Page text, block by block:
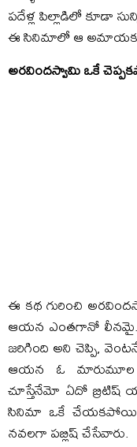
పదేళ్ల పిల్లాడిలో కూడా
ఈ సినిమాలో ఆ
అరవిందస్వామి ఒకే
ఈ కథ గురించి
ఆయన ఎంతగానో
జరిగింది అని చెప్పి,
ఆయన ఓ మారుమూల
చూస్తేనేమో ఏదో బ్రిటిష్
సినిమా ఒకే చేయకపోయి
నవలగా పబ్లిష్ చేసేవారు.